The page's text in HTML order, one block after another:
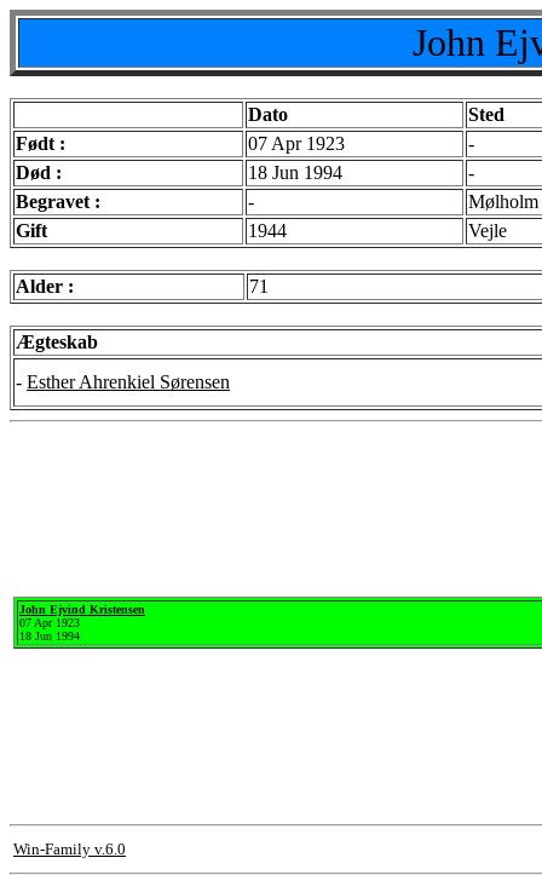
John
Dato
Sted
Født :
07 Apr 1923
-
Død :
18 Jun 1994
-
Begravet :
-
Gift
1944 Vejle
Alder : 71
Ægteskab
- Esther Ahrenkiel Sørensen
John Ejvind Kristensen
07 Apr 1923
18 Jun 1994
Win-Family v.6.0